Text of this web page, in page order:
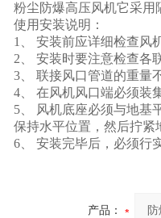
粉尘防爆高压风机它采用
使用安装说明：
1、 安装前应详细检查风
2、 安装时要注意检查各
3、 联接风口管道的重量
4、 在风机风口端必须装
5、 风机底座必须与地基
保持水平位置，然后拧紧
6、 安装完毕后，必须行
产品：